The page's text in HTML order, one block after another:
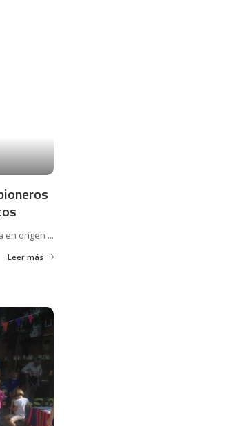
en origen ...
Leer más